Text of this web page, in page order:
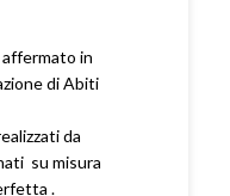
in
di Abiti
da
su misura
.